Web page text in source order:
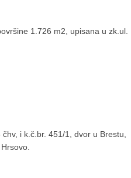
1.726 m2, upisana u zk.ul.
i k.č.br. 451/1, dvor u Brestu,